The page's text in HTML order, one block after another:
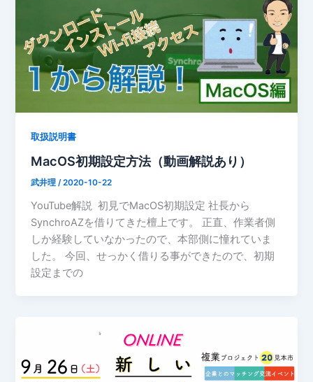
取扱説明書
MacOS初期設定方法（動画解説あり）
武井理 /2020-10-22
YouTube解説 初見でMacOS初期設定 社長から
SynchroAZを借りてきた檀上です。 正直、作業者側
しか経験していなかったので、本部側に憧れていま
した。 今回、せっかく借りる事ができたので、初期
設定までの